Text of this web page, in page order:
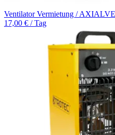
Ventilator Vermietung /
17,00 € / Tag